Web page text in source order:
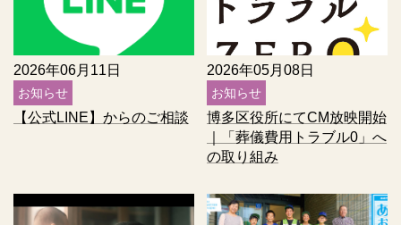
2026年06月11日
お知らせ
【公式LINE】からのご相談
2026年05月08日
お知らせ
博多区役所にてCM放映開始
｜「葬儀費用トラブル0」へ
の取り組み